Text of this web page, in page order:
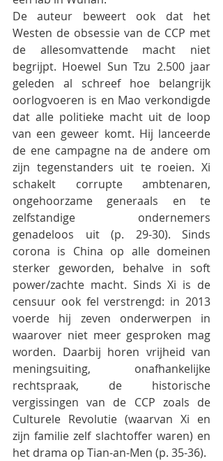
De auteur beweert ook dat het
Westen de obsessie van de CCP met
de allesomvattende macht niet
begrijpt. Hoewel Sun Tzu 2.500 jaar
geleden al schreef hoe belangrijk
oorlogvoeren is en Mao verkondigde
dat alle politieke macht uit de loop
van een geweer komt. Hij lanceerde
de ene campagne na de andere om
zijn tegenstanders uit te roeien. Xi
schakelt corrupte ambtenaren,
ongehoorzame generaals en te
zelfstandige ondernemers
genadeloos uit (p. 29-30). Sinds
corona is China op alle domeinen
sterker geworden, behalve in soft
power/zachte macht. Sinds Xi is de
censuur ook fel verstrengd: in 2013
voerde hij zeven onderwerpen in
waarover niet meer gesproken mag
worden. Daarbij horen vrijheid van
meningsuiting, onafhankelijke
rechtspraak, de historische
vergissingen van de CCP zoals de
Culturele Revolutie (waarvan Xi en
zijn familie zelf slachtoffer waren) en
het drama op Tian-an-Men (p. 35-36).